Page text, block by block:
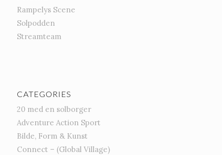
Rampelys Scene
Solpodden
Streamteam
CATEGORIES
20 med en solborger
Adventure Action Sport
Bilde, Form & Kunst
Connect – (Global Village)